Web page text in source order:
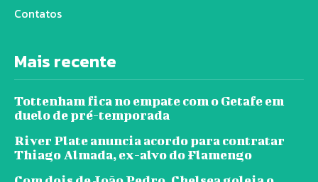
Contatos
Mais recente
Tottenham fica no empate com o Getafe em
duelo de pré-temporada
River Plate anuncia acordo para contratar
Thiago Almada, ex-alvo do Flamengo